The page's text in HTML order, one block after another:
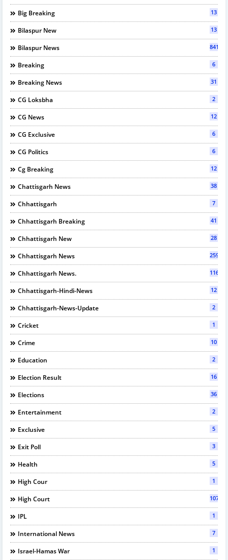
Big Breaking 13
Bilaspur New 13
Bilaspur News 841
Breaking 6
Breaking News 31
CG Loksbha 2
CG News 12
CG Exclusive 6
CG Politics 6
Cg Breaking 12
Chattisgarh News 38
Chhattisgarh 7
Chhattisgarh Breaking 41
Chhattisgarh New 28
Chhattisgarh News 2597
Chhattisgarh News. 116
Chhattisgarh-Hindi-News 12
Chhattisgarh-News-Update 2
Cricket 1
Crime 10
Education 2
Election Result 16
Elections 36
Entertainment 2
Exclusive 5
Exit Poll 3
Health 5
High Cour 1
High Court 107
IPL 1
International News 7
Israel-Hamas War 1